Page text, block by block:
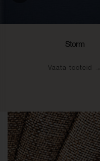
Storm
Vaata tooteid